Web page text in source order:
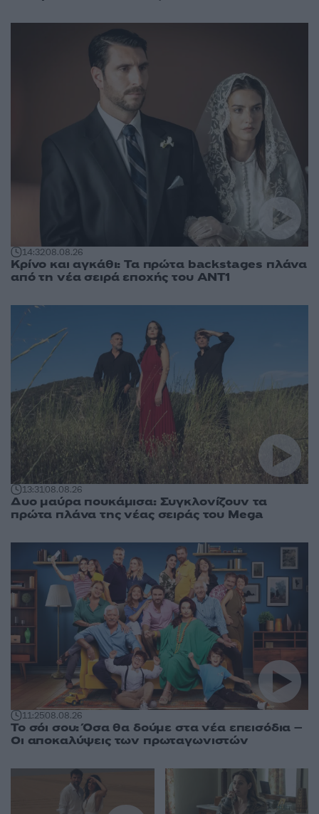
14:3208.08.26
Κρίνο και αγκάθι: Τα πρώτα backstages πλάνα
από τη νέα σειρά εποχής του ΑΝΤ1
13:3108.08.26
Δυο μαύρα πουκάμισα: Συγκλονίζουν τα
πρώτα πλάνα της νέας σειράς του Mega
11:2508.08.26
Το σόι σου: Όσα θα δούμε στα νέα επεισόδια –
Οι αποκαλύψεις των πρωταγωνιστών